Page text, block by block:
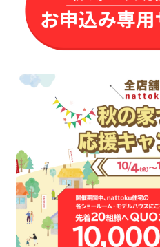
納得リフォームスタジオ
施工事例
近日分譲予定情報
動画ギャラリー